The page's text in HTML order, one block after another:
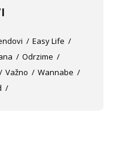
Easy Life
Odrzime
Važno
Wannabe